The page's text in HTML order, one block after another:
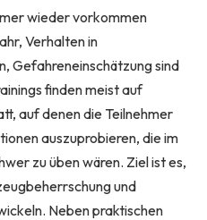
wieder vorkommen
Verhalten in
Gefahreneinschätzung sind
finden meist auf
auf denen die Teilnehmer
auszuprobieren, die im
zu üben wären. Ziel ist es,
und
Neben praktischen